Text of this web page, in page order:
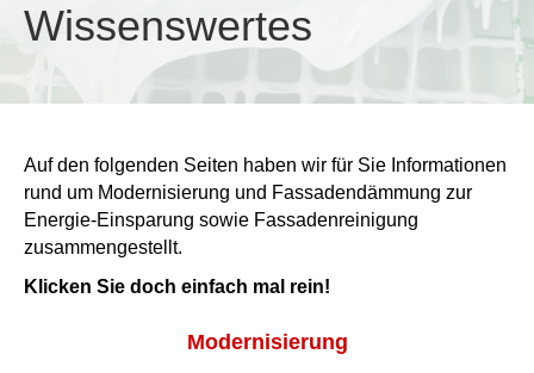
Wissenswertes
Auf den folgenden Seiten haben wir für Sie Informationen
rund um Modernisierung und Fassadendämmung zur
Energie-Einsparung sowie Fassadenreinigung
zusammengestellt.
Klicken Sie doch einfach mal rein!
Modernisierung